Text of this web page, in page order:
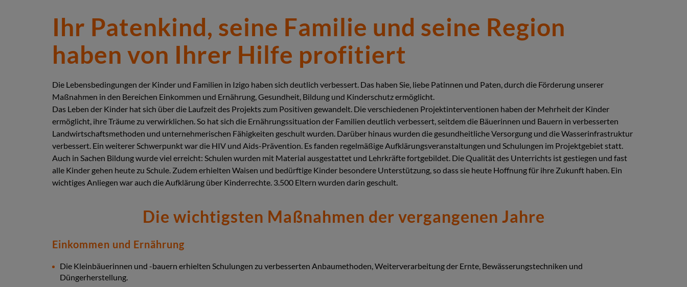
Ihr Patenkind, seine Familie und seine Region
haben von Ihrer Hilfe profitiert
Die Lebensbedingungen der Kinder und Familien in Izigo haben sich deutlich verbessert. Das haben Sie, liebe Patinnen und Paten, durch die Förderung unserer
Maßnahmen in den Bereichen Einkommen und Ernährung, Gesundheit, Bildung und Kinderschutz ermöglicht.
Das Leben der Kinder hat sich über die Laufzeit des Projekts zum Positiven gewandelt. Die verschiedenen Projektinterventionen haben der Mehrheit der Kinder
ermöglicht, ihre Träume zu verwirklichen. So hat sich die Ernährungssituation der Familien deutlich verbessert, seitdem die Bäuerinnen und Bauern in verbesserten
Landwirtschaftsmethoden und unternehmerischen Fähigkeiten geschult wurden. Darüber hinaus wurden die gesundheitliche Versorgung und die Wasserinfrastruktur
verbessert. Ein weiterer Schwerpunkt war die HIV und Aids-Prävention. Es fanden regelmäßige Aufklärungsveranstaltungen und Schulungen im Projektgebiet statt.
Auch in Sachen Bildung wurde viel erreicht: Schulen wurden mit Material ausgestattet und Lehrkräfte fortgebildet. Die Qualität des Unterrichts ist gestiegen und fast
alle Kinder gehen heute zu Schule. Zudem erhielten Waisen und bedürftige Kinder besondere Unterstützung, so dass sie heute Hoffnung für ihre Zukunft haben. Ein
wichtiges Anliegen war auch die Aufklärung über Kinderrechte. 3.500 Eltern wurden darin geschult.
Die wichtigsten Maßnahmen der vergangenen Jahre
Einkommen und Ernährung
Die Kleinbäuerinnen und -bauern erhielten Schulungen zu verbesserten Anbaumethoden, Weiterverarbeitung der Ernte, Bewässerungstechniken und
Düngerherstellung.